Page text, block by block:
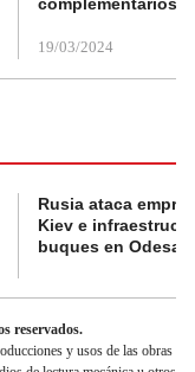
complementarios
19/03/2024
Rusia ataca
Kiev e
buques en Odesa
reservados.
y usos de las obras